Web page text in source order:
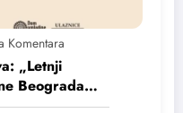
„Letnji
Beograda